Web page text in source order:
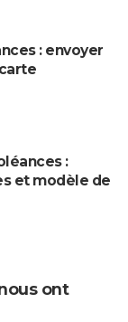
: envoyer
:
et modèle de
ont